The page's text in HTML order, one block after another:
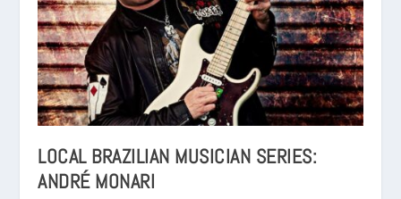
LOCAL BRAZILIAN MUSICIAN SERIES:
ANDRÉ MONARI